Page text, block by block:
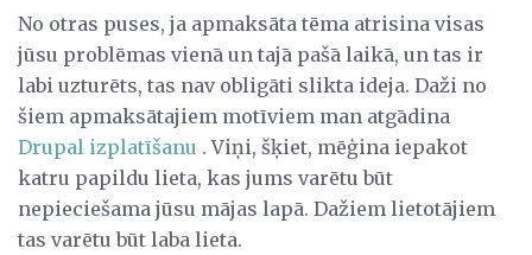
No otras puses, ja apmaksāta tēma atrisina visas
jūsu problēmas vienā un tajā pašā laikā, un tas ir
labi uzturēts, tas nav obligāti slikta ideja. Daži no
šiem apmaksātajiem motīviem man atgādina
Drupal izplatīšanu . Viņi, šķiet, mēģina iepakot
katru papildu lieta, kas jums varētu būt
nepieciešama jūsu mājas lapā. Dažiem lietotājiem
tas varētu būt laba lieta.